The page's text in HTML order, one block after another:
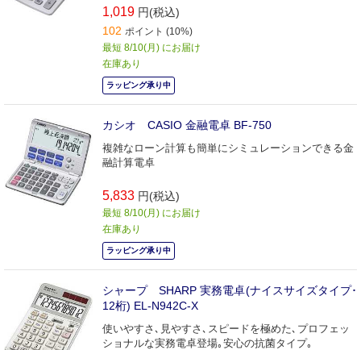
1,019 円(税込)
102 ポイント (10%)
最短 8/10(月) にお届け
在庫あり
ラッピング承り中
カシオ CASIO 金融電卓 BF-750
複雑なローン計算も簡単にシミュレーションできる金
融計算電卓
5,833 円(税込)
最短 8/10(月) にお届け
在庫あり
ラッピング承り中
シャープ SHARP 実務電卓(ナイスサイズタイプ･
12桁) EL-N942C-X
使いやすさ､見やすさ､スピードを極めた､プロフェッ
ショナルな実務電卓登場｡安心の抗菌タイプ｡